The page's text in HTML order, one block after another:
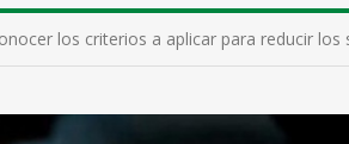
los criterios a aplicar para reducir